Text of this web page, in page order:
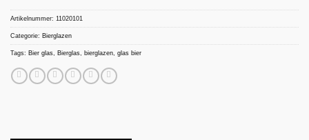
Artikelnummer: 11020101
Categorie: Bierglazen
Tags: Bier glas Bierglas bierglazen glas bier